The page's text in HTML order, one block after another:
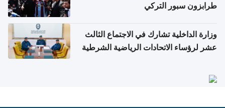
طرابزون سبور التركي
وزارة الداخلية تشارك في الاجتماع الثالث
عشر لرؤساء الاتحادات الرياضية الشرطية